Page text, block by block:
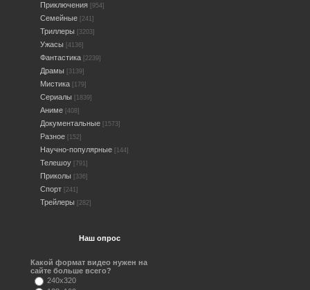
Приключения [954]
Семейные [241]
Триллеры [3203]
Ужасы [4136]
Фантастика [2239]
Драмы [3139]
Мистика [179]
Сериалы [1839]
Аниме [408]
Документальные [1573]
Разное [152]
Научно-популярные [144]
Телешоу [791]
Приколы [336]
Спорт [241]
Трейлеры [282]
Наш опрос
Какой формат видео нужен на
сайте больше всего?
240x320